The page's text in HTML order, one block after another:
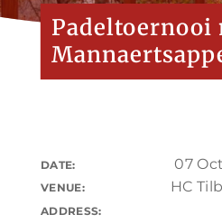
Padeltoernooi
DATE: 07
VENUE: HC
ADDRESS: